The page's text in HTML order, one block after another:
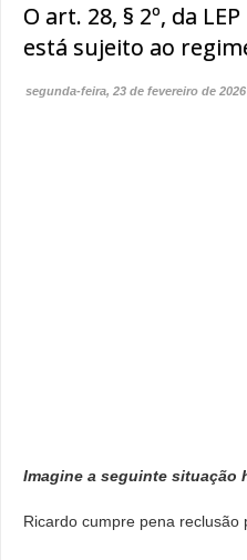
O art. 28, § 2º, da
está sujeito ao
segunda-feira, 23 de fevereiro de 2026
Imagine a seguinte situação
Ricardo cumpre pena reclusão